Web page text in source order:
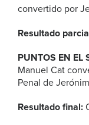
convertido por
Resultado
PUNTOS EN EL
Manuel Cat
Penal de
Resultado final: